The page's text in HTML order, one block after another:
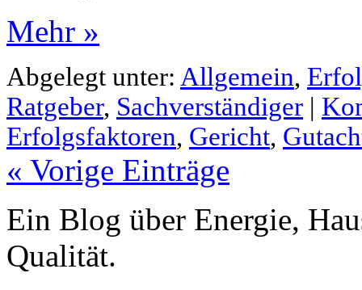
Mehr »
Abgelegt unter: Allgemein,
Ratgeber, Sachverständiger |
Erfolgsfaktoren, Gericht,
« Vorige Einträge
Ein Blog über Energie,
Qualität.